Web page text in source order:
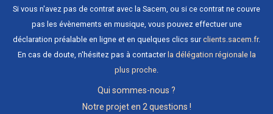
Si vous n'avez pas de contrat avec la Sacem, ou si ce contrat ne couvre
pas les évènements en musique, vous pouvez effectuer une
déclaration préalable en ligne et en quelques clics surclients.sacem.fr.
En cas de doute, n'hésitez pas à contacter la délégation régionale la
plus proche.
Qui sommes-nous ?
Notre projet en 2 questions !